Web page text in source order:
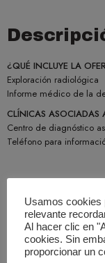
¿QUÉ INCLUYE LA
Exploración radiológica
Informe médico de la
CLÍNICAS ASOCIADAS
Centro de diagnóstico
Teléfono para
Basado En 0
Usamos cookies
relevante
Al hacer clic en
cookies. Sin
proporcionar un